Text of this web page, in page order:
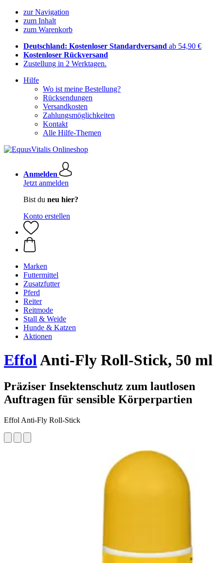
zur Navigation
zum Inhalt
zum Warenkorb
Deutschland: Kostenloser Standardversand ab 54,90 €
Kostenloser Rückversand
Zustellung in 2 Werktagen.
Hilfe
Wo ist meine Bestellung?
Rücksendungen
Versandkosten
Zahlungsmöglichkeiten
Kontakt
Alle Hilfe-Themen
Anmelden
Jetzt anmelden
Bist du neu hier?
Konto erstellen
Marken
Futtermittel
Zusatzfutter
Pferd
Reiter
Reitmode
Stall & Weide
Hunde & Katzen
Aktionen
EffolAnti-Fly Roll-Stick, 50 ml
Präziser Insektenschutz zum lautlosen
Auftragen für sensible Körperpartien
Effol Anti-Fly Roll-Stick